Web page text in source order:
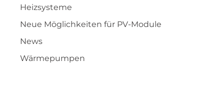
Heizsysteme
Neue Möglichkeiten für PV-Module
News
Wärmepumpen